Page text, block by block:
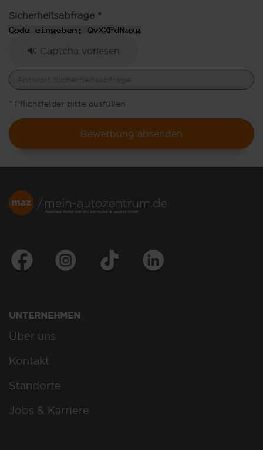
Sicherheitsabfrage *
🔊 Captcha vorlesen
* Pflichtfelder bitte ausfüllen
Bewerbung absenden
UNTERNEHMEN
Über uns
Kontakt
Standorte
Jobs & Karriere